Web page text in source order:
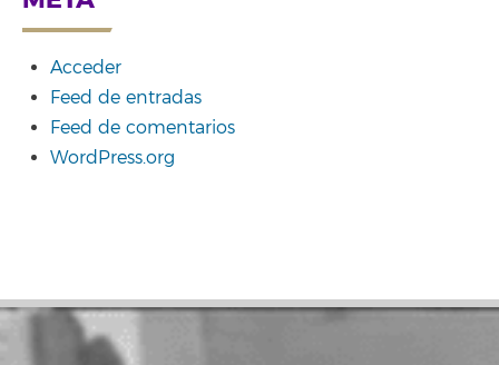
Acceder
Feed de entradas
Feed de comentarios
WordPress.org